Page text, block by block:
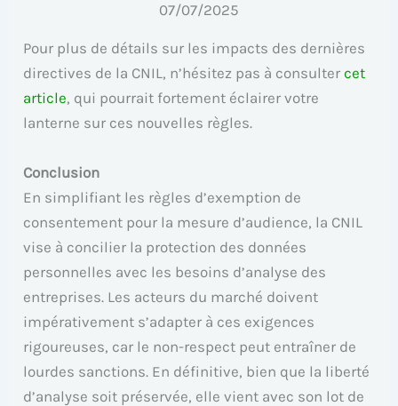
07/07/2025
Pour plus de détails sur les impacts des dernières
directives de la CNIL, n’hésitez pas à consultercet
article, qui pourrait fortement éclairer votre
lanterne sur ces nouvelles règles.
Conclusion
En simplifiant les règles d’exemption de
consentement pour la mesure d’audience, la CNIL
vise à concilier la protection des données
personnelles avec les besoins d’analyse des
entreprises. Les acteurs du marché doivent
impérativement s’adapter à ces exigences
rigoureuses, car le non-respect peut entraîner de
lourdes sanctions. En définitive, bien que la liberté
d’analyse soit préservée, elle vient avec son lot de